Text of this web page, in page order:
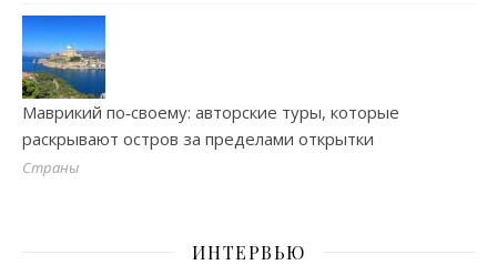
Маврикий по‑своему: авторские туры, которые
раскрывают остров за пределами открытки
Страны
ИНТЕРВЬЮ